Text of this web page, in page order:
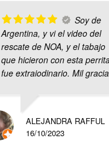
Soy de
Argentina, y vi el video del
rescate de NOA, y el tabajo
que hicieron con esta
fue extraiodinario. Mil
ALEJANDRA RAFFUL
16/10/2023